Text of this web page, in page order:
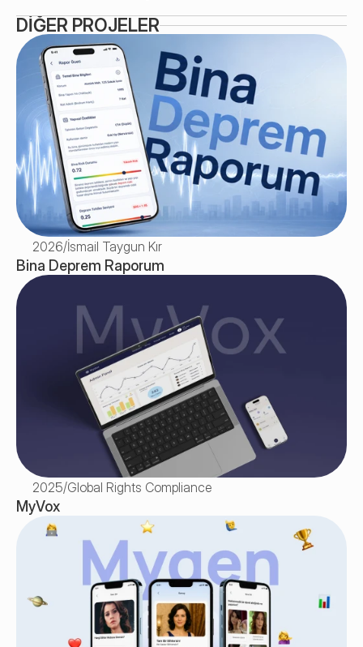
DIĞER PROJELER
2026/İsmail Taygun Kır
Bina Deprem Raporum
2025/Global Rights Compliance
MyVox